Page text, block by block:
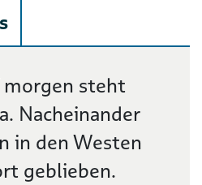
steht
Nacheinander
in den Westen
geblieben.